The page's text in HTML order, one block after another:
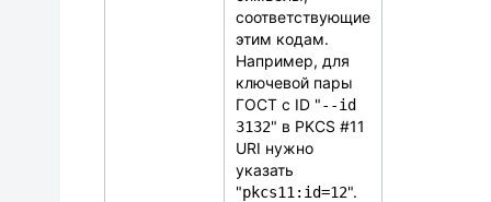
соответствующие
этим кодам.
Например, для
ключевой пары
ГОСТ с ID "--id
3132" в PKCS #11
URI нужно
указать
"pkcs11:id=12".